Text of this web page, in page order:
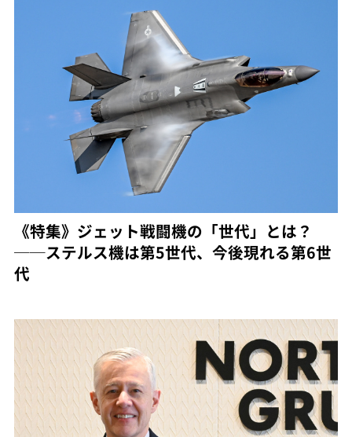
《特集》ジェット戦闘機の「世代」とは？
──ステルス機は第5世代、今後現れる第6世
代